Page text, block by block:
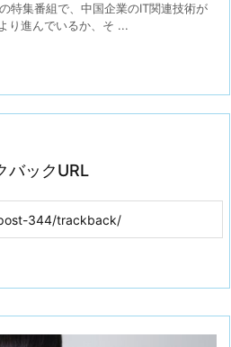
特集番組で、中国企業のIT関連技術が
り進んでいるか、そ ...
バックURL